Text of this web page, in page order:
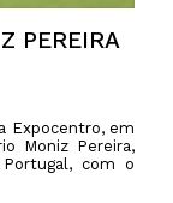
PEREIRA
Expocentro, em
Moniz Pereira,
com o